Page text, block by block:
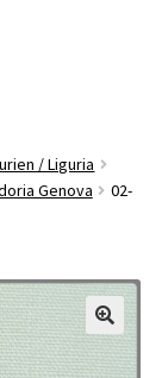
/ Liguria
Genova
02-